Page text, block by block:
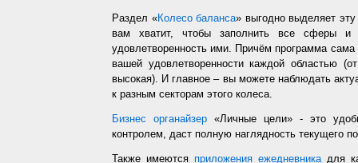
Раздел «Колесо баланса» выгодно выделяет
вам хватит, чтобы заполнить все сферы и
удовлетворенность ими. Причём программа
вашей удовлетворенности каждой областью
высокая). И главное – вы можете наблюдать
к разным секторам этого колеса.
Бизнес органайзер «Личные цели» - это
контролем, даст полную наглядность текущего
Также имеются приложения ежедневникадля